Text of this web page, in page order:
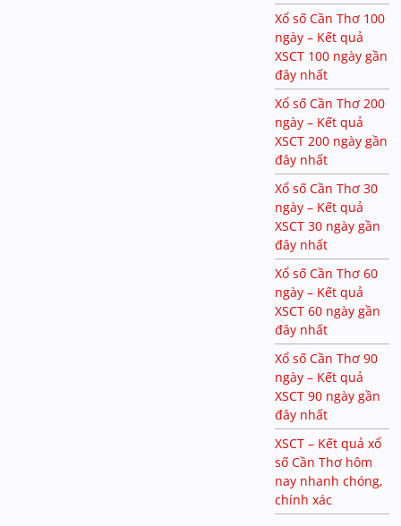
Xổ số Cần Thơ 100
ngày – Kết quả
XSCT 100 ngày gần
đây nhất
Xổ số Cần Thơ 200
ngày – Kết quả
XSCT 200 ngày gần
đây nhất
Xổ số Cần Thơ 30
ngày – Kết quả
XSCT 30 ngày gần
đây nhất
Xổ số Cần Thơ 60
ngày – Kết quả
XSCT 60 ngày gần
đây nhất
Xổ số Cần Thơ 90
ngày – Kết quả
XSCT 90 ngày gần
đây nhất
XSCT – Kết quả xổ
số Cần Thơ hôm
nay nhanh chóng,
chính xác